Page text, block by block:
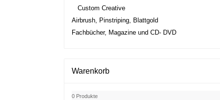
Custom Creative
Airbrush, Pinstriping, Blattgold
Fachbücher, Magazine und CD- DVD
Warenkorb
0 Produkte